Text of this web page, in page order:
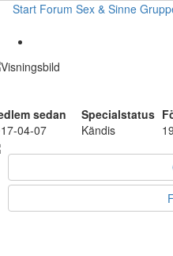
Start Forum Sex & Sinne
sedan Specialstatus
04-07
Kändis